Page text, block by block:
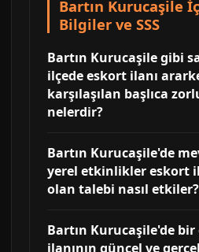
Bartın Kurucaşile
Bilgiler ve SSS
Bartın Kurucaşile gibi
ilçede eskort ilanı
karşılaşılan başlıca
nelerdir?
Bartın Kurucaşile'de
yerel etkinlikler eskort
olan talebi nasıl etkiler?
Bartın Kurucaşile'de
ilanının güncel ve